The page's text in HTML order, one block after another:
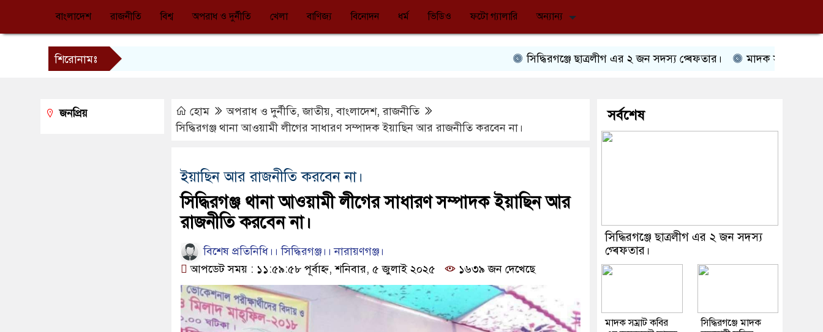
বাংলাদেশ রাজনীতি বিশ্ব অপরাধ ও দুর্নীতি খেলা বাণিজ্য বিনোদন ধর্ম ভিডিও ফটো গ্যালারি অন্যান্য
শিরোনামঃ সিদ্ধিরগঞ্জে ছাত্রলীগ এর ২ জন সদস্য গ্ৰেফতার। মাদক সম্রাট কবির এর
হোম অপরাধ ও দুর্নীতি,জাতীয়,বাংলাদেশ,রাজনীতি
সিদ্ধিরগঞ্জ থানা আওয়ামী লীগের সাধারণ সম্পাদক ইয়াছিন আর রাজনীতি করবেন না।
ইয়াছিন আর রাজনীতি করবেন না।
সিদ্ধিরগঞ্জ থানা আওয়ামী লীগের সাধারণ সম্পাদক ইয়াছিন আর
রাজনীতি করবেন না।
বিশেষ প্রতিনিধি।। সিদ্ধিরগঞ্জ।। নারায়ণগঞ্জ।
আপডেট সময় : ১১:৫৯:৫৮ পূর্বাহ্ন, শনিবার, ৫ জুলাই ২০২৫
১৬৩৯ জন দেখেছে
জনপ্রিয় সর্বশেষ
সিদ্ধিরগঞ্জে ছাত্রলীগ এর ২ জন সদস্য
গ্ৰেফতার।
মাদক সম্রাট কবির
সিদ্ধিরগঞ্জে মাদক